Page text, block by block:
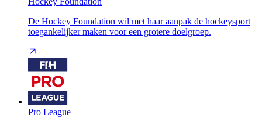
De Hockey Foundation wil met haar aanpak de hockeysport
toegankelijker maken voor een grotere doelgroep.
Pro League